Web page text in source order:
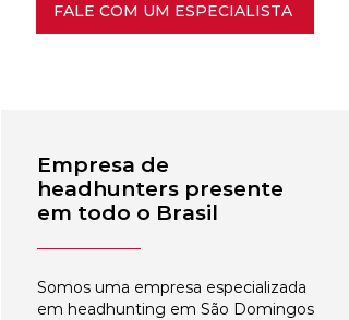
FALE COM UM ESPECIALISTA
Empresa de
headhunters presente
em todo o Brasil
Somos uma empresa especializada
em headhunting em São Domingos